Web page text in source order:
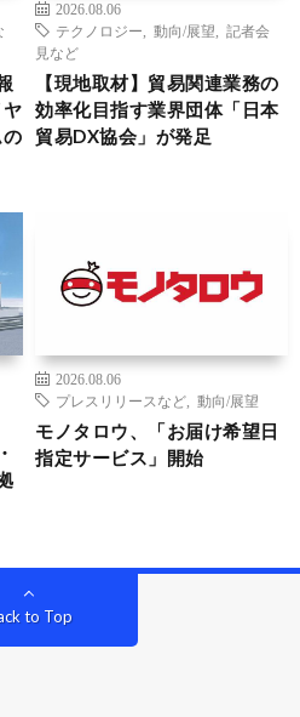
2026.08.06
テクノロジー
動向/展望
記者会
見など
【現地取材】貿易関連業務の
効率化目指す業界団体「日本
貿易DX協会」が発足
2026.08.06
プレスリリースなど
動向/展望
モノタロウ、「お届け希望日
指定サービス」開始
to Top